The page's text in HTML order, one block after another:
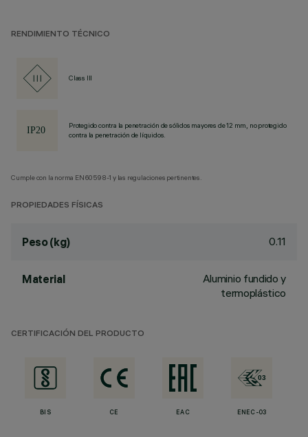
RENDIMIENTO TÉCNICO
Class III
Protegido contra la penetración de sólidos mayores de 12 mm, no protegido
contra la penetración de líquidos.
Cumple con la norma EN60598-1 y las regulaciones pertinentes.
PROPIEDADES FÍSICAS
Peso (kg) 0.11
Material
Aluminio fundido y
termoplástico
CERTIFICACIÓN DEL PRODUCTO
BIS CE EAC ENEC-03